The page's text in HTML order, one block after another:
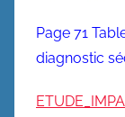
Page 71
diagnostic